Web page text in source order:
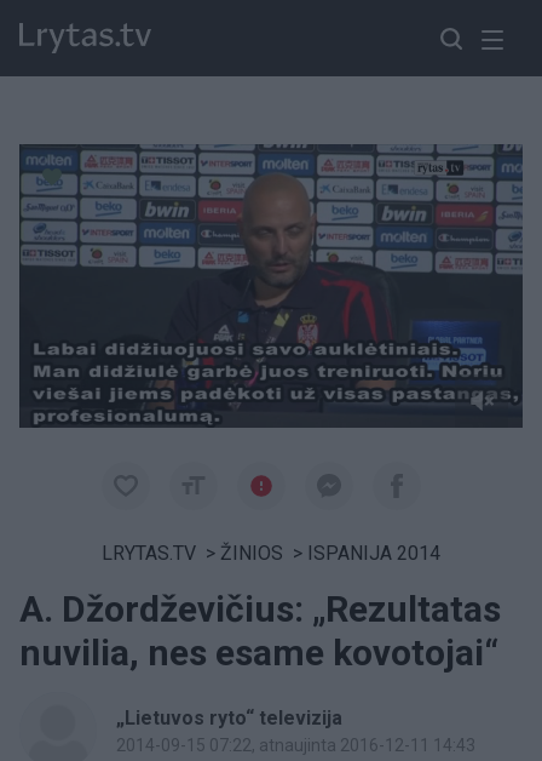
Paremkite Ukrainą
LRYTAS.TV > ŽINIOS > ISPANIJA 2014
A. Džordževičius: „Rezultatas
nuvilia, nes esame kovotojai“
„Lietuvos ryto“ televizija
2014-09-15 07:22, atnaujinta 2016-12-11 14:43